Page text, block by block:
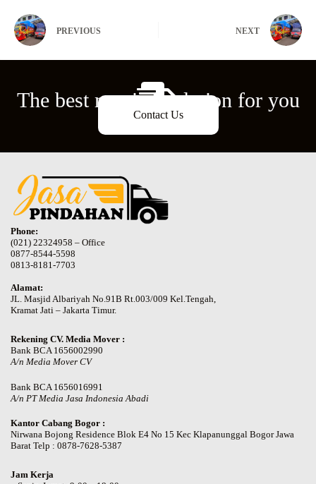
PREVIOUS NEXT
The best moving solution for you
Contact Us
Phone:
(021) 22324958 – Office
0877-8544-5598
0813-8181-7703
Alamat:
JL. Masjid Albariyah No.91B Rt.003/009 Kel.Tengah,
Kramat Jati – Jakarta Timur.
Rekening CV. Media Mover :
Bank BCA 1656002990
A/n Media Mover CV
Bank BCA 1656016991
A/n PT Media Jasa Indonesia Abadi
Kantor Cabang Bogor :
Nirwana Bojong Residence Blok E4 No 15 Kec Klapanunggal Bogor Jawa
Barat Telp : 0878-7628-5387
Jam Kerja